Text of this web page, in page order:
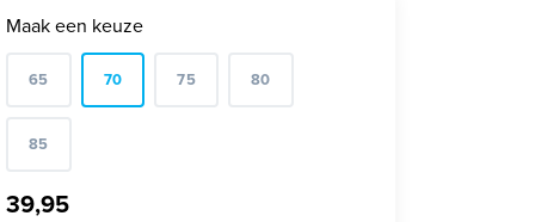
Maak een keuze
65 70 75 80
85
39,95